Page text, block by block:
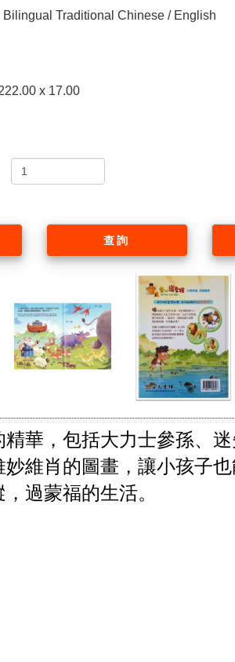
Bilingual Traditional Chinese / English
x 17.00
查詢
華，包括大力士參孫、
維肖的圖畫，讓小孩子
過蒙福的生活。